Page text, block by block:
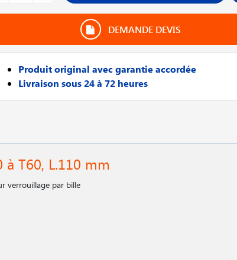
DEMANDE DEVIS
Produit original avec garantie accordée
Livraison sous 24 à 72 heures
T60, L.110 mm
verrouillage par bille